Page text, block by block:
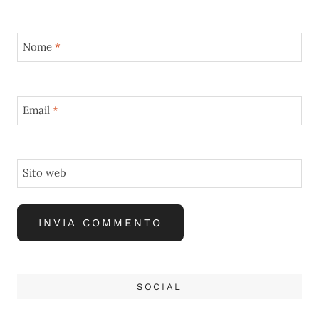
Nome *
Email *
Sito web
SOCIAL